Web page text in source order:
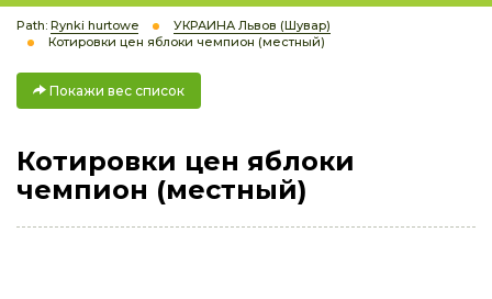
Path: Rynki hurtowe
УКРАИНА Львов (Шувар)
Котировки цен яблоки чемпион (местный)
Покажи вес список
Котировки цен яблоки
чемпион (местный)